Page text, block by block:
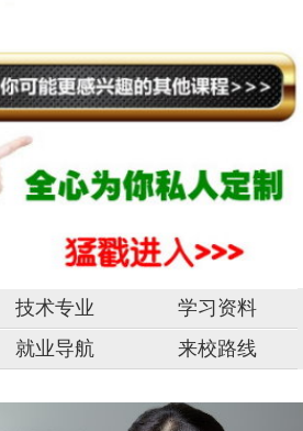
技术专业
学习资料
就业导航 来校路线